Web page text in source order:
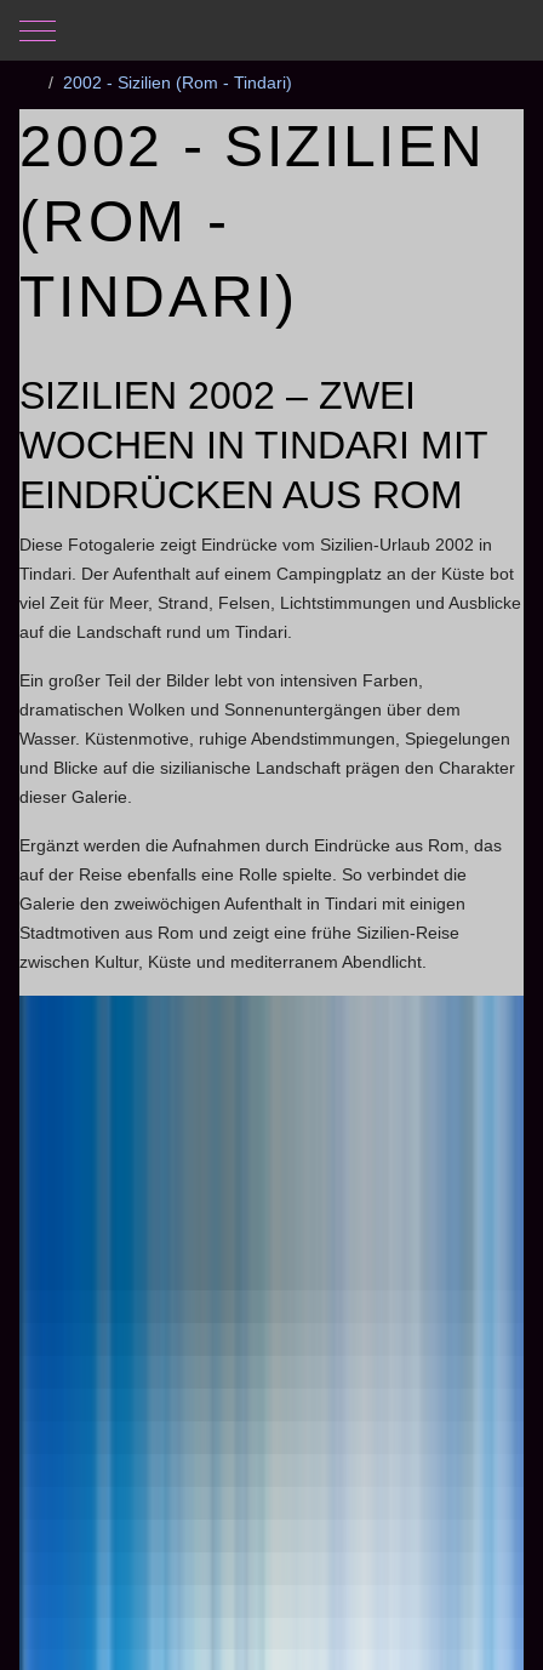
Mobile Menu Toggle
Aktuelle Seite:
2002 - Sizilien (Rom - Tindari)
2002 - SIZILIEN
(ROM -
TINDARI)
SIZILIEN 2002 – ZWEI
WOCHEN IN TINDARI MIT
EINDRÜCKEN AUS ROM
Diese Fotogalerie zeigt Eindrücke vom Sizilien-Urlaub 2002 in
Tindari. Der Aufenthalt auf einem Campingplatz an der Küste bot
viel Zeit für Meer, Strand, Felsen, Lichtstimmungen und Ausblicke
auf die Landschaft rund um Tindari.
Ein großer Teil der Bilder lebt von intensiven Farben,
dramatischen Wolken und Sonnenuntergängen über dem
Wasser. Küstenmotive, ruhige Abendstimmungen, Spiegelungen
und Blicke auf die sizilianische Landschaft prägen den Charakter
dieser Galerie.
Ergänzt werden die Aufnahmen durch Eindrücke aus Rom, das
auf der Reise ebenfalls eine Rolle spielte. So verbindet die
Galerie den zweiwöchigen Aufenthalt in Tindari mit einigen
Stadtmotiven aus Rom und zeigt eine frühe Sizilien-Reise
zwischen Kultur, Küste und mediterranem Abendlicht.